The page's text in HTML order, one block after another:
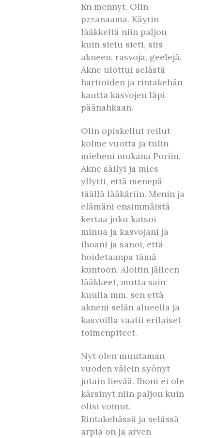
En mennyt. Olin
pzzanaama. Käytin
lääkkeitä niin paljon
kuin sielu sieti, siis
akneen, rasvoja, geelejä.
Akne ulottui selästä
hartioiden ja rintakehän
kautta kasvojen läpi
päänahkaan.
Olin opiskellut reilut
kolme vuotta ja tulin
mieheni mukana Poriin.
Akne säilyi ja mies
yllytti, että menepä
täällä lääkäriin. Menin ja
elämäni ensimmäistä
kertaa joku katsoi
minua ja kasvojani ja
ihoani ja sanoi, että
hoidetaanpa tämä
kuntoon. Aloitin jälleen
lääkkeet, mutta sain
kuulla mm. sen että
akneni selän alueella ja
kasvoilla vaatii erilaiset
toimenpiteet.
Nyt olen muutaman
vuoden välein syönyt
jotain lievää. Ihoni ei ole
kärsinyt niin paljon kuin
olisi voinut.
Rintakehässä ja selässä
arpia on ja arven